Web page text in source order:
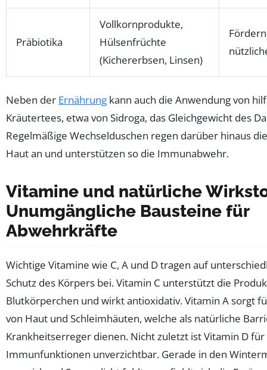
Präbiotika
Vollkornprodukte,
Hülsenfrüchte
(Kichererbsen, Linsen)
Neben der Ernährung kann auch die Anwendung von
Kräutertees, etwa von Sidroga, das Gleichgewicht des
Regelmäßige Wechselduschen regen darüber hinaus
Haut an und unterstützen so die Immunabwehr.
Vitamine und natürliche
Unumgängliche Bausteine für
Abwehrkräfte
Wichtige Vitamine wie C, A und D tragen auf
Schutz des Körpers bei. Vitamin C unterstützt die
Blutkörperchen und wirkt antioxidativ. Vitamin A sorgt
von Haut und Schleimhäuten, welche als natürliche
Krankheitserreger dienen. Nicht zuletzt ist Vitamin D für
Immunfunktionen unverzichtbar. Gerade in den